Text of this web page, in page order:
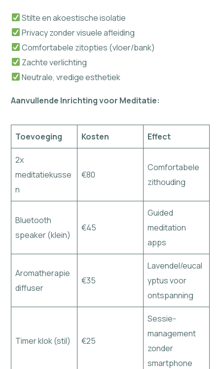
Stilte en akoestische isolatie
Privacy zonder visuele afleiding
Comfortabele zitopties (vloer/bank)
Zachte verlichting
Neutrale, vredige esthetiek
Aanvullende Inrichting voor Meditatie:
Toevoeging Kosten Effect
2x
meditatiekusse
n
€80
Comfortabele
zithouding
Bluetooth
speaker (klein)
€45
Guided
meditation
apps
Aromatherapie
diffuser
€35
Lavendel/eucal
yptus voor
ontspanning
Timer klok (stil) €25
Sessie-
management
zonder
smartphone